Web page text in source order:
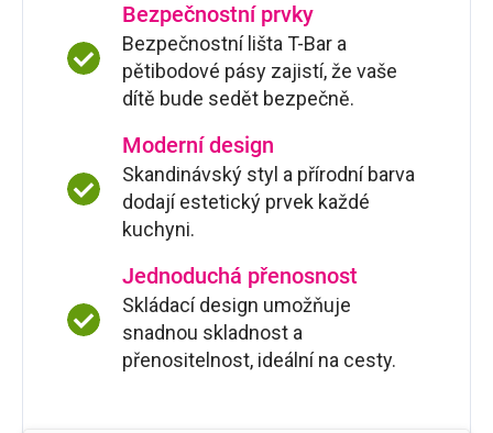
Bezpečnostní prvky
Bezpečnostní lišta T-Bar a
pětibodové pásy zajistí, že vaše
dítě bude sedět bezpečně.
Moderní design
Skandinávský styl a přírodní barva
dodají estetický prvek každé
kuchyni.
Jednoduchá přenosnost
Skládací design umožňuje
snadnou skladnost a
přenositelnost, ideální na cesty.